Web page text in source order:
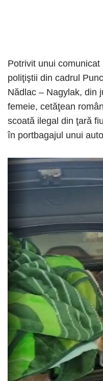
Potrivit unui
poliţiştii din cadrul
Nădlac – Nagylak, din
femeie, cetăţean
scoată ilegal din ţară
în portbagajul unui